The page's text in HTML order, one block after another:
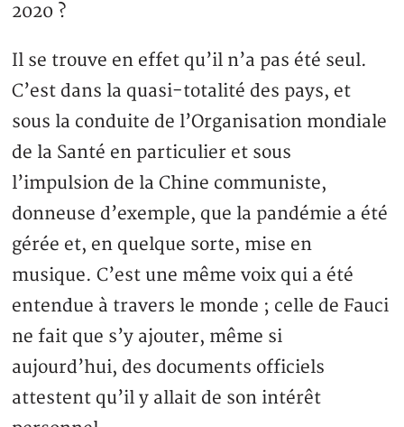
2020 ?
Il se trouve en effet qu’il n’a pas été seul.
C’est dans la quasi-totalité des pays, et
sous la conduite de l’Organisation mondiale
de la Santé en particulier et sous
l’impulsion de la Chine communiste,
donneuse d’exemple, que la pandémie a été
gérée et, en quelque sorte, mise en
musique. C’est une même voix qui a été
entendue à travers le monde ; celle de Fauci
ne fait que s’y ajouter, même si
aujourd’hui, des documents officiels
attestent qu’il y allait de son intérêt